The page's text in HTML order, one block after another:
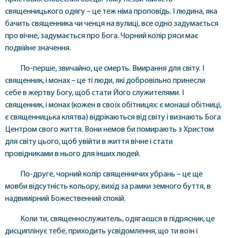
священницького одягу – це теж німа проповідь. І людина, яка
бачить священника чи ченця на вулиці, все одно задумається
про вічне, задумається про Бога. Чорний колір ряси має
подвійне значення.
По-перше, звичайно, це смерть. Вмирання для світу. І
священник, і монах – це ті люди, які добровільно принесли
себе в жертву Богу, щоб стати Його служителями. І
священник, і монах (кожен в своїх обітницях: є монаші обітниці,
є священницька клятва) відрікаються від світу і визнають Бога
Центром свого життя. Вони немов би помирають з Христом
для світу цього, щоб увійти в життя вічне і стати
провідниками в нього для інших людей.
По-друге, чорний колір священничих убрань – це ще
мовби відсутність кольору, вихід за рамки земного буття, в
надвимірний Божественний спокій.
Коли ти, священнослужитель, одягаєшся в підрясник, це
дисциплінує тебе, приходить усвідомлення, що ти воїн і